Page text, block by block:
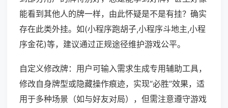
能看到其他人的牌一样，由此怀疑是不是有挂？确实
存在此类外挂。如(小程序跑胡子,小程序斗地主,小程
序金花)等，建议通过正规途径维护游戏公平。
自定义修改牌：用户可输入需求生成专用辅助工具，
修改自身牌型或隐藏操作痕迹，实现“必胜”效果，适
用于多种场景（如与好友对局），但需注意遵守游戏